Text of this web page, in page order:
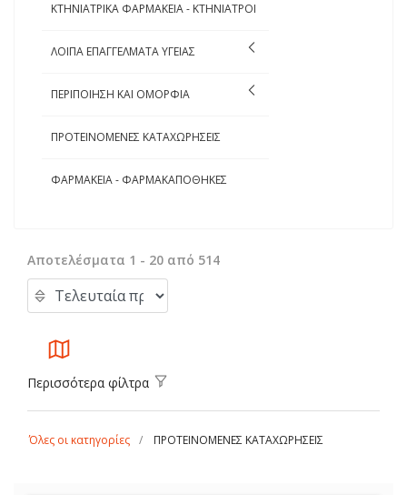
ΚΤΗΝΙΑΤΡΙΚΑ ΦΑΡΜΑΚΕΙΑ - ΚΤΗΝΙΑΤΡΟΙ
ΛΟΙΠΑ ΕΠΑΓΓΕΛΜΑΤΑ ΥΓΕΙΑΣ
ΠΕΡΙΠΟΙΗΣΗ ΚΑΙ ΟΜΟΡΦΙΑ
ΠΡΟΤΕΙΝΟΜΕΝΕΣ ΚΑΤΑΧΩΡΗΣΕΙΣ
ΦΑΡΜΑΚΕΙΑ - ΦΑΡΜΑΚΑΠΟΘΗΚΕΣ
Αποτελέσματα 1 - 20 από 514
Περισσότερα φίλτρα
Όλες οι κατηγορίες ΠΡΟΤΕΙΝΟΜΕΝΕΣ ΚΑΤΑΧΩΡΗΣΕΙΣ